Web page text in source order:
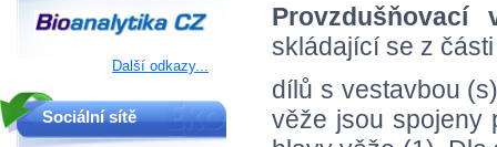
skládající se z
dílů s vestavbou
věže jsou spojeny
Další odkazy...
Sociální sítě